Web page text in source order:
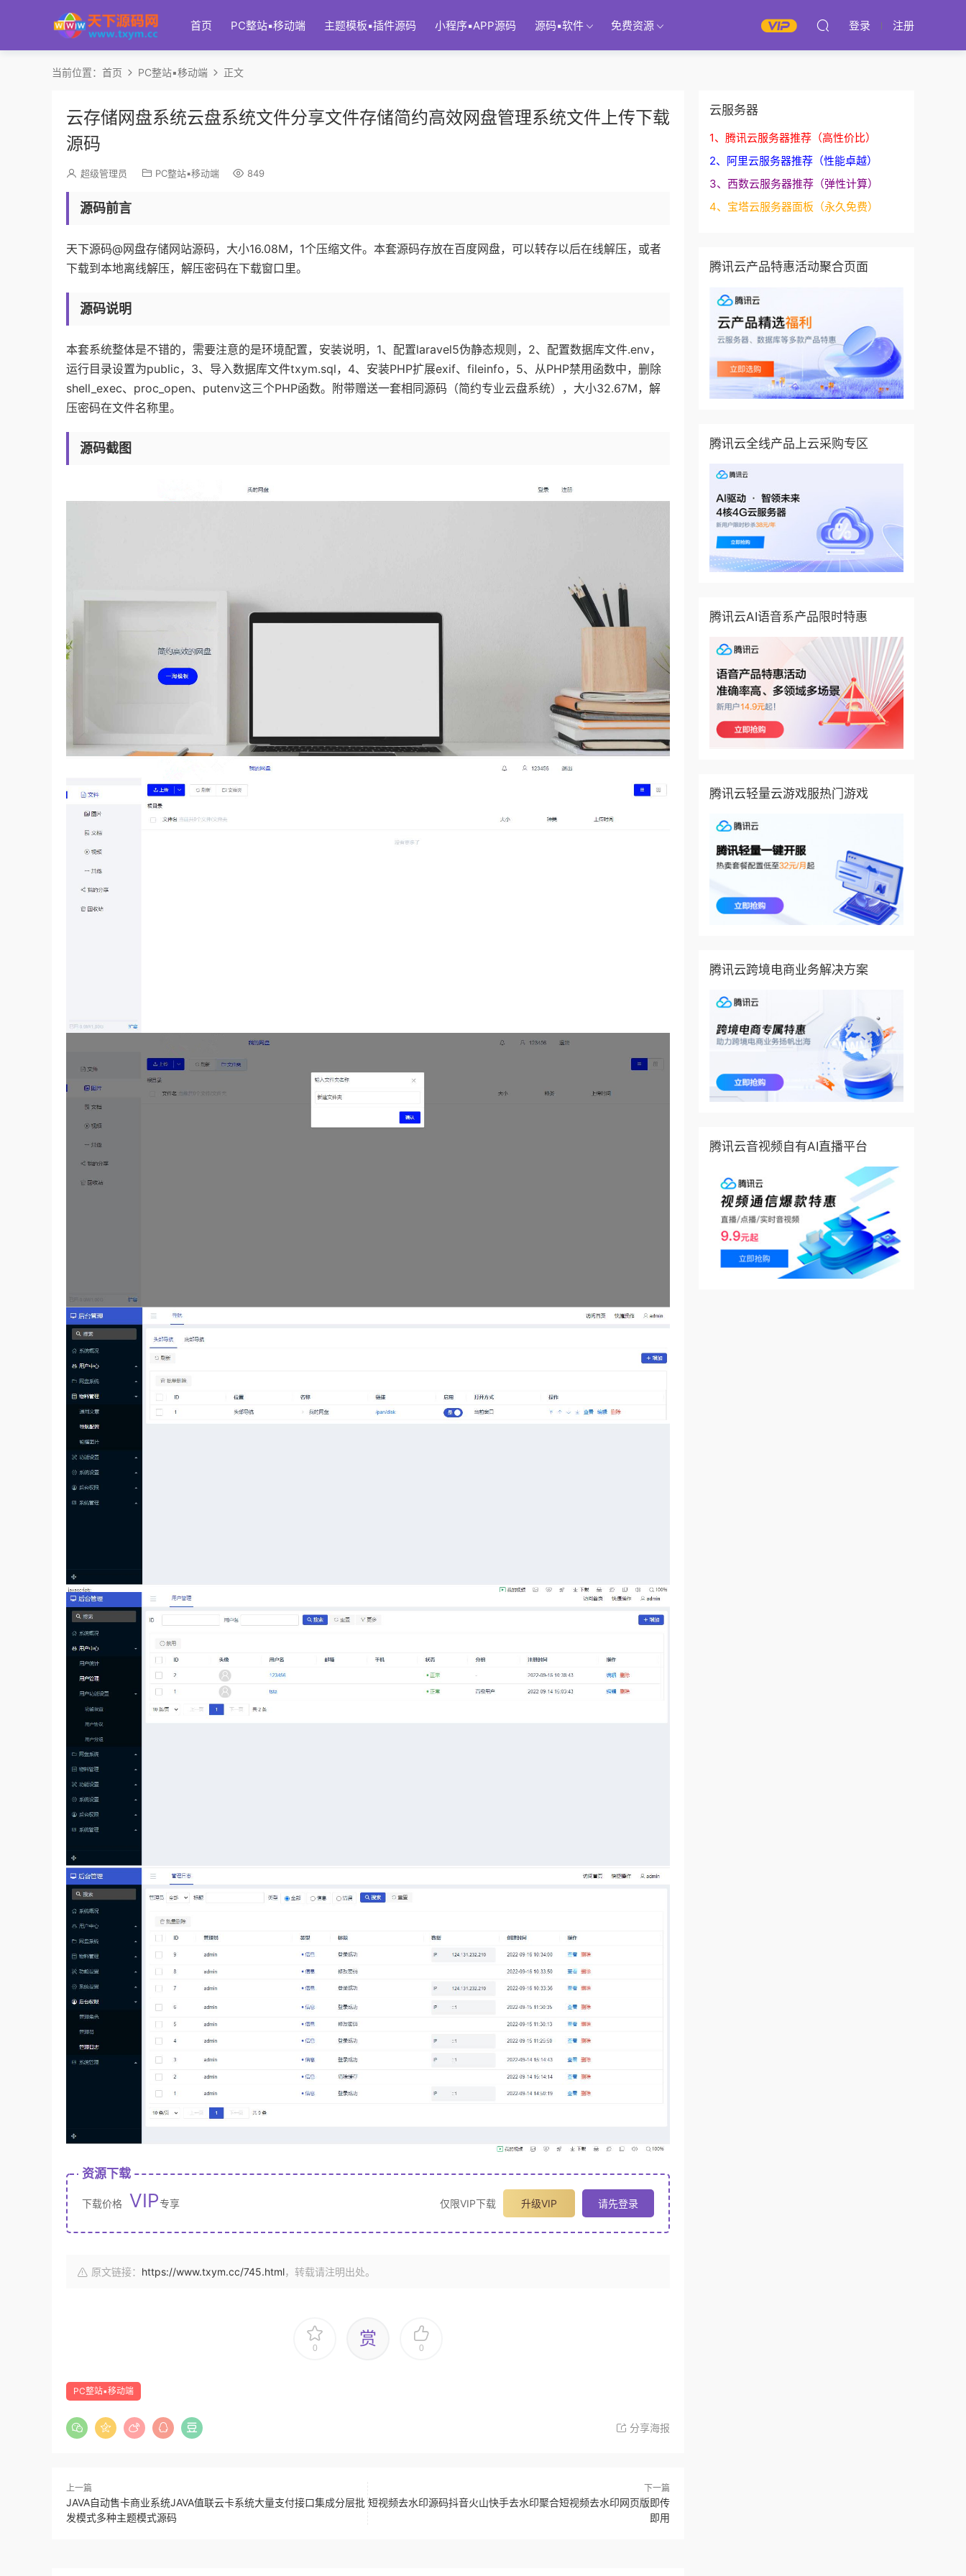
首页 PC整站▪移动端 主题模板▪插件源码 小程序▪APP源码 源码▪软件 免费资源 登录 注册
当前位置： 首页 PC整站▪移动端 正文
云存储网盘系统云盘系统文件分享文件存储简约高效网盘管理系统文件上传下载
源码
超级管理员 PC整站▪移动端 849
源码前言
天下源码@网盘存储网站源码，大小16.08M，1个压缩文件。本套源码存放在百度网盘，可以转存以后在线解压，或者
下载到本地离线解压，解压密码在下载窗口里。
源码说明
本套系统整体是不错的，需要注意的是环境配置，安装说明，1、配置laravel5伪静态规则，2、配置数据库文件.env，
运行目录设置为public，3、导入数据库文件txym.sql，4、安装PHP扩展exif、fileinfo，5、从PHP禁用函数中，删除
shell_exec、proc_open、putenv这三个PHP函数。附带赠送一套相同源码（简约专业云盘系统），大小32.67M，解
压密码在文件名称里。
源码截图
资源下载
下载价格 VIP专享 仅限VIP下载 升级VIP 请先登录
原文链接： https://www.txym.cc/745.html，转载请注明出处。
0 赏 0
PC整站▪移动端
分享海报
上一篇
JAVA自动售卡商业系统JAVA值联云卡系统大量支付接口集成分层批
发模式多种主题模式源码
下一篇
短视频去水印源码抖音火山快手去水印聚合短视频去水印网页版即传
即用
云服务器
1、腾讯云服务器推荐（高性价比）
2、阿里云服务器推荐（性能卓越）
3、西数云服务器推荐（弹性计算）
4、宝塔云服务器面板（永久免费）
腾讯云产品特惠活动聚合页面
腾讯云全线产品上云采购专区
腾讯云AI语音系产品限时特惠
腾讯云轻量云游戏服热门游戏
腾讯云跨境电商业务解决方案
腾讯云音视频自有AI直播平台